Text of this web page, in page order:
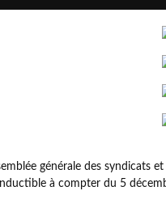
générale des syndicats
à compter du 5